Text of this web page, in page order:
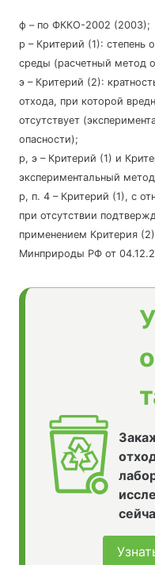
ф – по ФККО-2002 (2003);
р – Критерий (1): степень
среды (расчетный метод
э – Критерий (2):
отхода, при которой
отсутствует
опасности);
р, э – Критерий (1) и
экспериментальный
р, п. 4 – Критерий (1), с
при отсутствии
применением Критерия
Минприроды РФ от